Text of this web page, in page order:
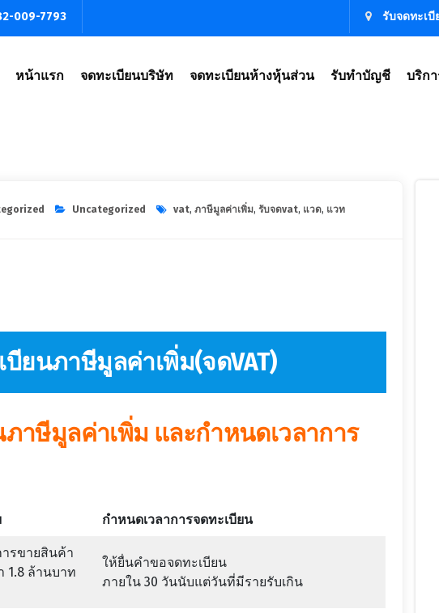
009-7793 รับจดทะเ
หน้าแรก จดทะเบียนบริษัท จดทะเบียนห้างหุ้นส่วน รับทำบัญชี บริก
Uncategorized vat, ภาษีมูลค่าเพิ่ม, รับจดvat, แวด, แวท
บียนภาษีมูลค่าเพิ่ม(จดVAT)
าษีมูลค่าเพิ่ม และกำหนดเวลาการ
กำหนดเวลาการจดทะเบียน
ารขายสินค้า
1.8 ล้านบาท
ให้ยื่นคำขอจดทะเบียน
ภายใน 30 วันนับแต่วันที่มีรายรับเกิน